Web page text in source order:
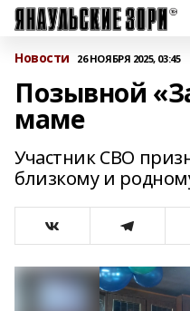
Новости 26 НОЯБРЯ 2025, 03:45
Позывной
маме
Участник СВО
близкому и